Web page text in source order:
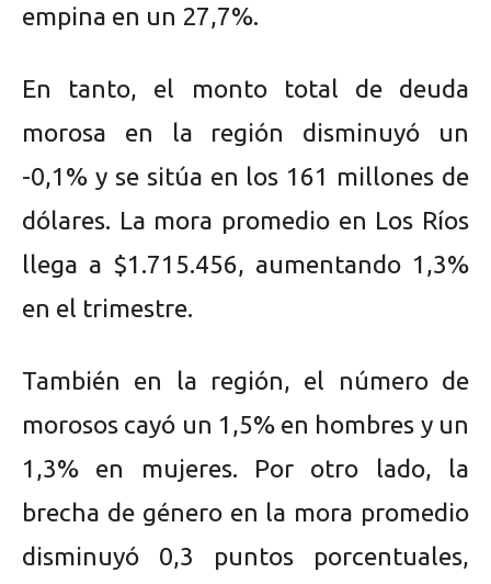
empina en un 27,7%.
En tanto, el monto total de deuda
morosa en la región disminuyó un
-0,1% y se sitúa en los 161 millones de
dólares. La mora promedio en Los Ríos
llega a $1.715.456, aumentando 1,3%
en el trimestre.
También en la región, el número de
morosos cayó un 1,5% en hombres y un
1,3% en mujeres. Por otro lado, la
brecha de género en la mora promedio
disminuyó 0,3 puntos porcentuales,